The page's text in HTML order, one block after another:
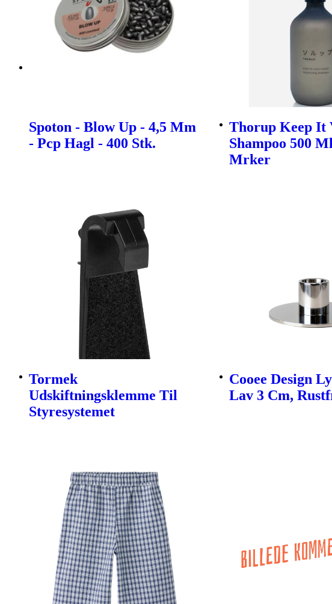
Spoton - Blow Up - 4,5 Mm
- Pcp Hagl - 400 Stk.
Thorup Keep It
Shampoo 500
Mrker
Tormek
Udskiftningsklemme Til
Styresystemet
Cooee Design
Lav 3 Cm,